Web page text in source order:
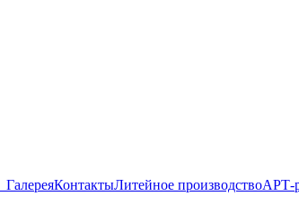
ГалереяКонтактыЛитейное производствоАРТ-